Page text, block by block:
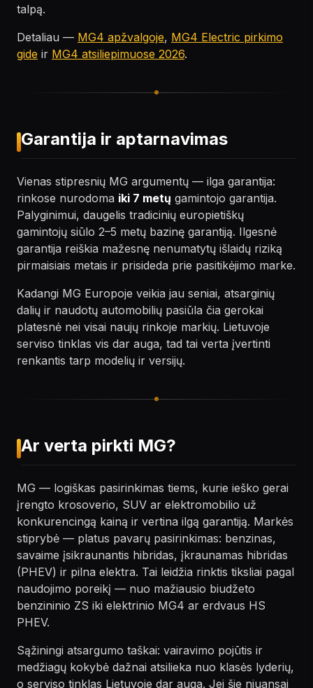
talpą.
Detaliau — MG4 apžvalgoje, MG4 Electric pirkimo
gide ir MG4 atsiliepimuose 2026.
Garantija ir aptarnavimas
Vienas stipresnių MG argumentų — ilga garantija:
rinkose nurodoma iki 7 metų gamintojo garantija.
Palyginimui, daugelis tradicinių europietiškų
gamintojų siūlo 2–5 metų bazinę garantiją. Ilgesnė
garantija reiškia mažesnę nenumatytų išlaidų riziką
pirmaisiais metais ir prisideda prie pasitikėjimo marke.
Kadangi MG Europoje veikia jau seniai, atsarginių
dalių ir naudotų automobilių pasiūla čia gerokai
platesnė nei visai naujų rinkoje markių. Lietuvoje
serviso tinklas vis dar auga, tad tai verta įvertinti
renkantis tarp modelių ir versijų.
Ar verta pirkti MG?
MG — logiškas pasirinkimas tiems, kurie ieško gerai
įrengto krosoverio, SUV ar elektromobilio už
konkurencingą kainą ir vertina ilgą garantiją. Markės
stiprybė — platus pavarų pasirinkimas: benzinas,
savaime įsikraunantis hibridas, įkraunamas hibridas
(PHEV) ir pilna elektra. Tai leidžia rinktis tiksliai pagal
naudojimo poreikį — nuo mažiausio biudžeto
benzininio ZS iki elektrinio MG4 ar erdvaus HS
PHEV.
Sąžiningi atsargumo taškai: vairavimo pojūtis ir
medžiagų kokybė dažnai atsilieka nuo klasės lyderių,
o serviso tinklas Lietuvoje dar auga. Jei šie niuansai